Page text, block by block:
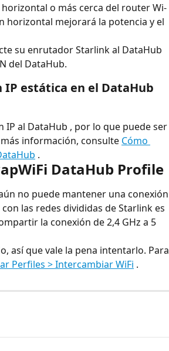
o más cerca del router Wi-
horizontal mejorará la potencia y el
su enrutador Starlink al DataHub
del DataHub.
estática en el DataHub
IP al DataHub , por lo que puede ser
información, consulte Cómo
.
DataHub Profile
no puede mantener una conexión
las redes divididas de Starlink es
la conexión de 2,4 GHz a 5
así que vale la pena intentarlo. Para
Perfiles > Intercambiar WiFi .